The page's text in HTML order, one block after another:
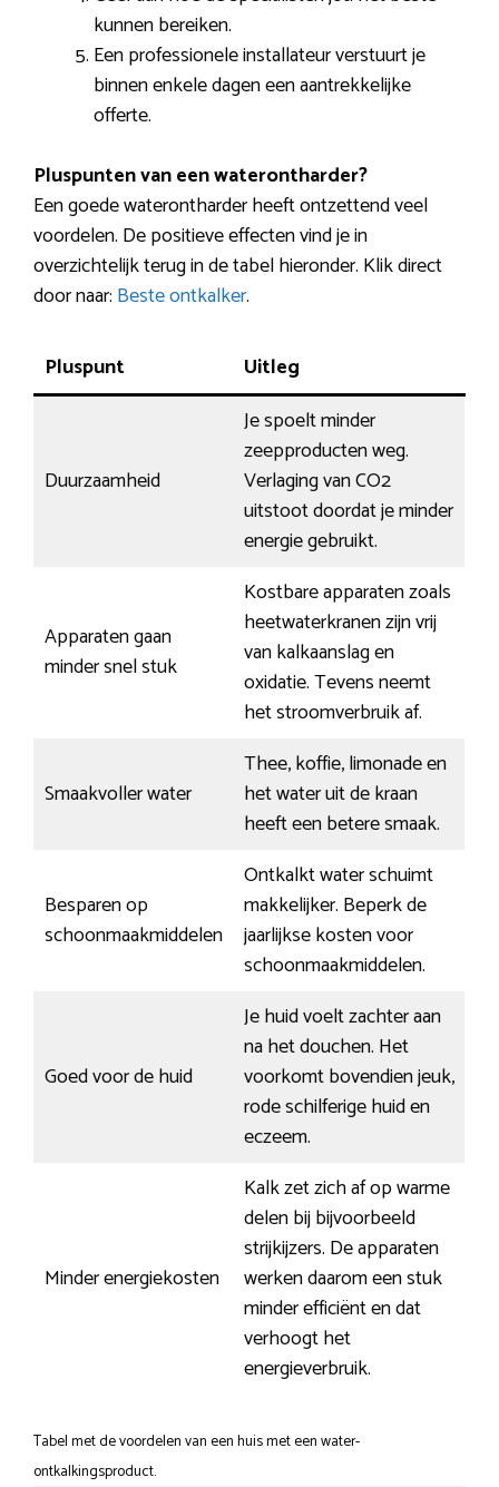
kunnen bereiken.
Een professionele installateur verstuurt je
binnen enkele dagen een aantrekkelijke
offerte.
Pluspunten van een waterontharder?
Een goede waterontharder heeft ontzettend veel
voordelen. De positieve effecten vind je in
overzichtelijk terug in de tabel hieronder. Klik direct
door naar: Beste ontkalker.
Pluspunt Uitleg
Duurzaamheid
Je spoelt minder
zeepproducten weg.
Verlaging van CO2
uitstoot doordat je minder
energie gebruikt.
Apparaten gaan
minder snel stuk
Kostbare apparaten zoals
heetwaterkranen zijn vrij
van kalkaanslag en
oxidatie. Tevens neemt
het stroomverbruik af.
Smaakvoller water
Thee, koffie, limonade en
het water uit de kraan
heeft een betere smaak.
Besparen op
schoonmaakmiddelen
Ontkalkt water schuimt
makkelijker. Beperk de
jaarlijkse kosten voor
schoonmaakmiddelen.
Goed voor de huid
Je huid voelt zachter aan
na het douchen. Het
voorkomt bovendien jeuk,
rode schilferige huid en
eczeem.
Minder energiekosten
Kalk zet zich af op warme
delen bij bijvoorbeeld
strijkijzers. De apparaten
werken daarom een stuk
minder efficiënt en dat
verhoogt het
energieverbruik.
Tabel met de voordelen van een huis met een water-
ontkalkingsproduct.